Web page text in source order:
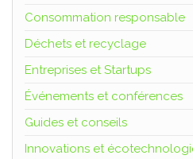
Consommation responsable
Déchets et recyclage
Entreprises et Startups
Événements et conférences
Guides et conseils
Innovations et